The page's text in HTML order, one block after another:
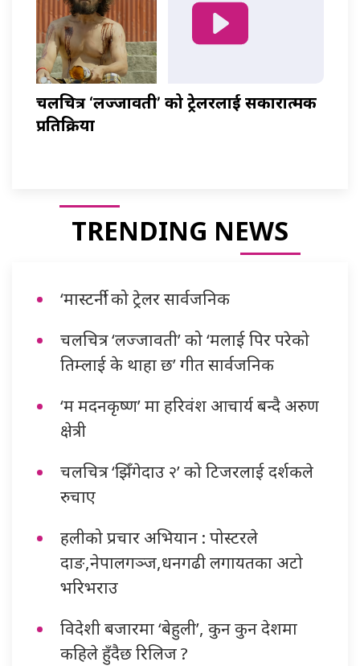
चलचित्र ‘लज्जावती’ को ट्रेलरलाई सकारात्मक
प्रतिक्रिया
TRENDING NEWS
‘मास्टर्नी’ को ट्रेलर सार्वजनिक
चलचित्र ‘लज्जावती’ को ‘मलाई पिर परेको
तिम्लाई के थाहा छ’ गीत सार्वजनिक
‘म मदनकृष्ण’ मा हरिवंश आचार्य बन्दै अरुण
क्षेत्री
चलचित्र ‘झिँगेदाउ २’ को टिजरलाई दर्शकले
रुचाए
हलीको प्रचार अभियान : पोस्टरले
दाङ,नेपालगञ्ज,धनगढी लगायतका अटो
भरिभराउ
विदेशी बजारमा ‘बेहुली’, कुन कुन देशमा
कहिले हुँदैछ रिलिज ?